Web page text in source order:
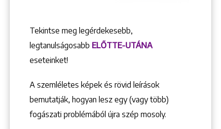
Tekintse meg legérdekesebb,
legtanulságosabb ELŐTTE-UTÁNA
eseteinket!
A szemléletes képek és rövid leírások
bemutatják, hogyan lesz egy (vagy több)
fogászati problémából újra szép mosoly.